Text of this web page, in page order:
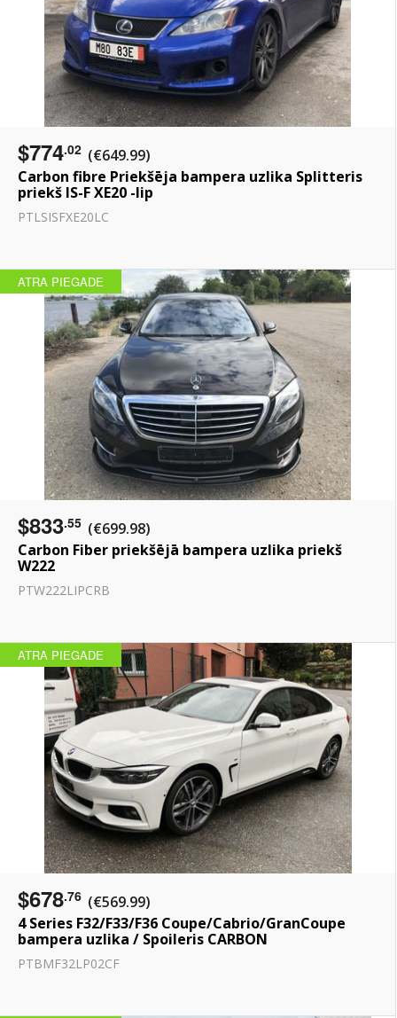
$774.02 (€649.99)
Carbon fibre Priekšēja bampera uzlika Splitteris
priekš IS-F XE20 -lip
PTLSISFXE20LC
ATRA PIEGADE
$833.55 (€699.98)
Carbon Fiber priekšējā bampera uzlika priekš
W222
PTW222LIPCRB
ATRA PIEGADE
$678.76 (€569.99)
4 Series F32/F33/F36 Coupe/Cabrio/GranCoupe
bampera uzlika / Spoileris CARBON
PTBMF32LP02CF